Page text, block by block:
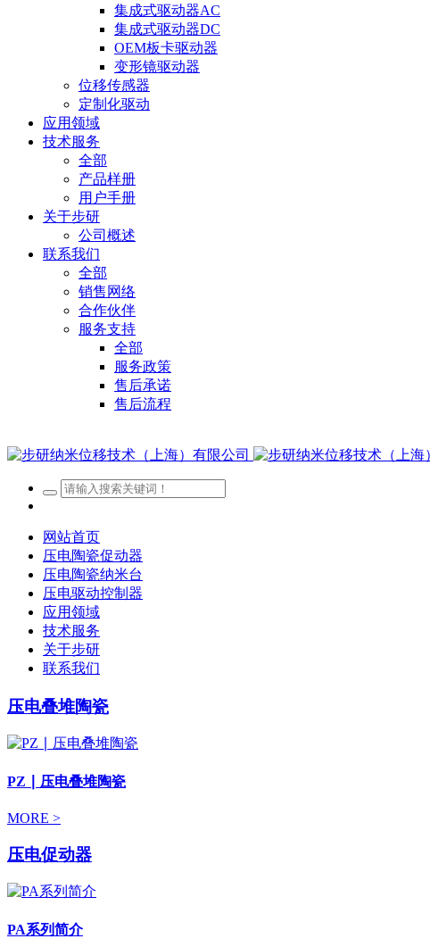
集成式驱动器AC
集成式驱动器DC
OEM板卡驱动器
变形镜驱动器
位移传感器
定制化驱动
应用领域
技术服务
全部
产品样册
用户手册
关于步研
公司概述
联系我们
全部
销售网络
合作伙伴
服务支持
全部
服务政策
售后承诺
售后流程
网站首页
压电陶瓷促动器
压电陶瓷纳米台
压电驱动控制器
应用领域
技术服务
关于步研
联系我们
压电叠堆陶瓷
PZ ∣ 压电叠堆陶瓷
MORE >
压电促动器
PA系列简介